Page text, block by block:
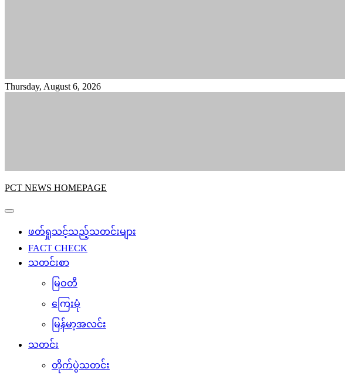
Thursday, August 6, 2026
PCT NEWS HOMEPAGE
ဖတ်ရှုသင့်သည့်သတင်းများ
FACT CHECK
သတင်းစာ
မြဝတီ
ကြေးမုံ
မြန်မာ့အလင်း
သတင်း
တိုက်ပွဲသတင်း